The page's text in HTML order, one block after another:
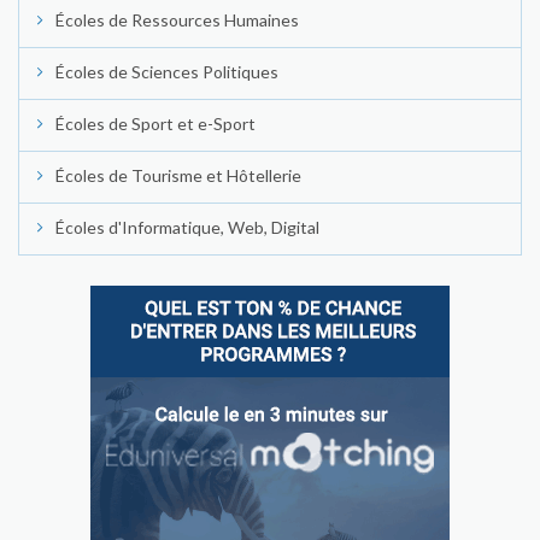
Écoles de Ressources Humaines
Écoles de Sciences Politiques
Écoles de Sport et e-Sport
Écoles de Tourisme et Hôtellerie
Écoles d'Informatique, Web, Digital